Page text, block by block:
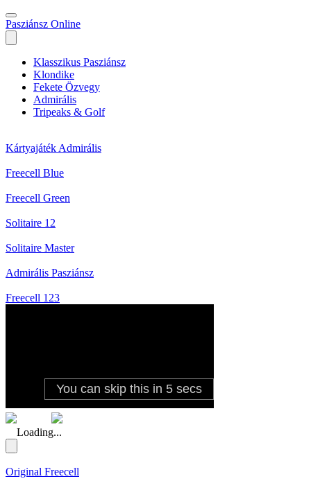
Pasziánsz Online
Klasszikus Pasziánsz
Klondike
Fekete Özvegy
Admirális
Tripeaks & Golf
Kártyajáték Admirális
Freecell Blue
Freecell Green
Solitaire 12
Solitaire Master
Admirális Pasziánsz
Freecell 123
Loading...
Original Freecell